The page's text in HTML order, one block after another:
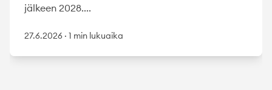
jälkeen 2028....
27.6.2026 · 1 min lukuaika